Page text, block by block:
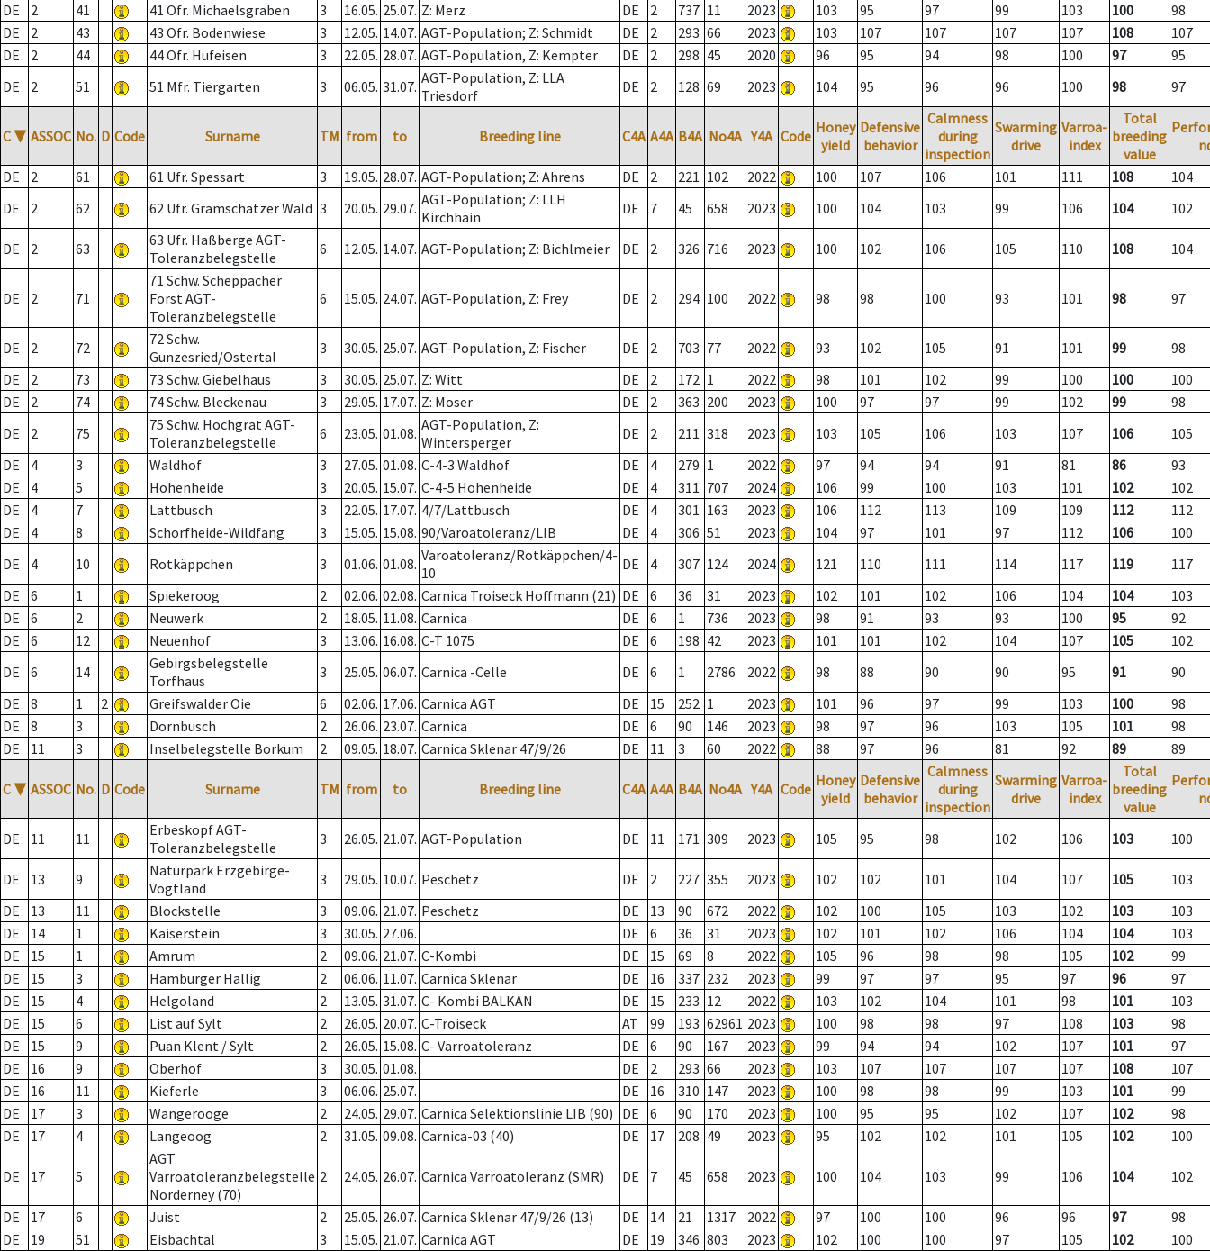
DE
2 41 41 Ofr. Michaelsgraben 3 16.05. 25.07. Z: Merz DE 2 737 11 2023 103 95 97 99 103 100
98
DE
2 43 43 Ofr. Bodenwiese 3 12.05. 14.07. AGT-Population; Z: Schmidt DE 2 293 66 2023 103 107 107 107 107 108
107
DE
2 44 44 Ofr. Hufeisen 3 22.05. 28.07. AGT-Population, Z: Kempter DE 2 298 45 2020 96 95 94 98 100 97
95
DE
2 51 51 Mfr. Tiergarten 3 06.05. 31.07. AGT-Population, Z: LLA
Triesdorf
DE 2 128 69 2023 104 95 96 96 100 98 97
C ▼ ASSOC No. D Code Surname TM from to Breeding line C4A A4A B4A No4A Y4A Code Honey
yield
Defensive
behavior
Calmness
during
inspection
Swarming
drive
Varroa-
index
Total
breeding
value
DE
2 61 61 Ufr. Spessart 3 19.05. 28.07. AGT-Population; Z: Ahrens DE 2 221 102 2022 100 107 106 101 111 108
104
DE
2 62 62 Ufr. Gramschatzer Wald 3 20.05. 29.07. AGT-Population; Z: LLH
Kirchhain
DE 7 45 658 2023 100 104 103 99 106 104 102
DE 2 63
63 Ufr. Haßberge AGT-
Toleranzbelegstelle
6 12.05. 14.07. AGT-Population; Z: Bichlmeier DE 2 326 716 2023 100 102 106 105 110 108 104
DE 2 71
71 Schw. Scheppacher
Forst AGT-
Toleranzbelegstelle
6 15.05. 24.07. AGT-Population, Z: Frey DE 2 294 100 2022 98 98 100 93 101 98 97
DE 2 72
72 Schw.
Gunzesried/Ostertal
3 30.05. 25.07. AGT-Population, Z: Fischer DE 2 703 77 2022 93 102 105 91 101 99
98
DE
2 73 73 Schw. Giebelhaus 3 30.05. 25.07. Z: Witt DE 2 172 1 2022 98 101 102 99 100 100
100
DE
2 74 74 Schw. Bleckenau 3 29.05. 17.07. Z: Moser DE 2 363 200 2023 100 97 97 99 102 99
98
DE
2 75
75 Schw. Hochgrat AGT-
Toleranzbelegstelle
6 23.05. 01.08. AGT-Population, Z:
Wintersperger
DE 2 211 318 2023 103 105 106 103 107 106
105
DE
4 3 Waldhof 3 27.05. 01.08. C-4-3 Waldhof DE 4 279 1 2022 97 94 94 91 81 86
93
DE
4 5 Hohenheide 3 20.05. 15.07. C-4-5 Hohenheide DE 4 311 707 2024 106 99 100 103 101 102
102
DE
4 7 Lattbusch 3 22.05. 17.07. 4/7/Lattbusch DE 4 301 163 2023 106 112 113 109 109 112
112
DE
4 8 Schorfheide-Wildfang 3 15.05. 15.08. 90/Varoatoleranz/LIB DE 4 306 51 2023 104 97 101 97 112 106
100
DE
4 10 Rotkäppchen 3 01.06. 01.08. Varoatoleranz/Rotkäppchen/4-
10
DE 4 307 124 2024 121 110 111 114 117 119
117
DE
6 1 Spiekeroog 2 02.06. 02.08. Carnica Troiseck Hoffmann (21) DE 6 36 31 2023 102 101 102 106 104 104
103
DE
6 2 Neuwerk 2 18.05. 11.08. Carnica DE 6 1 736 2023 98 91 93 93 100 95
92
DE
6 12 Neuenhof 3 13.06. 16.08. C-T 1075 DE 6 198 42 2023 101 101 102 104 107 105
102
DE
6 14
Gebirgsbelegstelle
Torfhaus
3 25.05. 06.07. Carnica -Celle DE 6 1 2786 2022 98 88 90 90 95 91
90
DE
8 1 2 Greifswalder Oie 6 02.06. 17.06. Carnica AGT DE 15 252 1 2023 101 96 97 99 103 100
98
DE
8 3 Dornbusch 2 26.06. 23.07. Carnica DE 6 90 146 2023 98 97 96 103 105 101
98
DE
11 3 Inselbelegstelle Borkum 2 09.05. 18.07. Carnica Sklenar 47/9/26 DE 11 3 60 2022 88 97 96 81 92 89 89
C ▼ ASSOC No. D Code Surname TM from to Breeding line C4A A4A B4A No4A Y4A Code Honey
yield
Defensive
behavior
Calmness
during
inspection
Swarming
drive
Varroa-
index
Total
breeding
value
DE 11 11
Erbeskopf AGT-
Toleranzbelegstelle
3 26.05. 21.07. AGT-Population DE 11 171 309 2023 105 95 98 102 106 103 100
DE 13 9
Naturpark Erzgebirge-
Vogtland
3 29.05. 10.07. Peschetz DE 2 227 355 2023 102 102 101 104 107 105
103
DE
13 11 Blockstelle 3 09.06. 21.07. Peschetz DE 13 90 672 2022 102 100 105 103 102 103
103
DE
14 1 Kaiserstein 3 30.05. 27.06. DE 6 36 31 2023 102 101 102 106 104 104
103
DE
15 1 Amrum 2 09.06. 21.07. C-Kombi DE 15 69 8 2022 105 96 98 98 105 102
99
DE
15 3 Hamburger Hallig 2 06.06. 11.07. Carnica Sklenar DE 16 337 232 2023 99 97 97 95 97 96
97
DE
15 4 Helgoland 2 13.05. 31.07. C- Kombi BALKAN DE 15 233 12 2022 103 102 104 101 98 101
103
DE
15 6 List auf Sylt 2 26.05. 20.07. C-Troiseck AT 99 193 62961 2023 100 98 98 97 108 103
98
DE
15 9 Puan Klent / Sylt 2 26.05. 15.08. C- Varroatoleranz DE 6 90 167 2023 99 94 94 102 107 101
97
DE
16 9 Oberhof 3 30.05. 01.08. DE 2 293 66 2023 103 107 107 107 107 108
107
DE
16 11 Kieferle 3 06.06. 25.07. DE 16 310 147 2023 100 98 98 99 103 101
99
DE
17 3 Wangerooge 2 24.05. 29.07. Carnica Selektionslinie LIB (90) DE 6 90 170 2023 100 95 95 102 107 102
98
DE
17 4 Langeoog 2 31.05. 09.08. Carnica-03 (40) DE 17 208 49 2023 95 102 102 101 105 102 100
DE 17 5
AGT
Varroatoleranzbelegstelle
Norderney (70)
2 24.05. 26.07. Carnica Varroatoleranz (SMR) DE 7 45 658 2023 100 104 103 99 106 104 102
DE 17 6 Juist 2 25.05. 26.07. Carnica Sklenar 47/9/26 (13) DE 14 21 1317 2022 97 100 100 96 96 97
98
DE
19 51 Eisbachtal 3 15.05. 21.07. Carnica AGT DE 19 346 803 2023 102 100 100 97 105 102
100